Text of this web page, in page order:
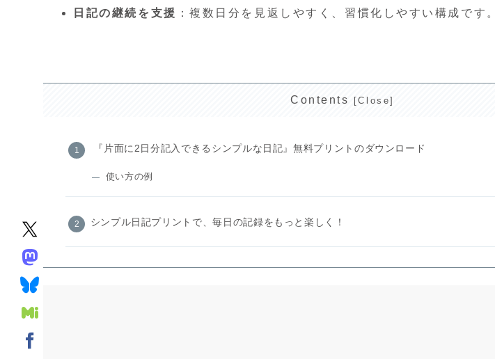
日記の継続を支援 ：複数日分を見返しやすく、習慣化しやすい構成です。
Contents
『片面に2日分記入できるシンプルな日記』無料プリントのダウンロード
使い方の例
シンプル日記プリントで、毎日の記録をもっと楽しく！